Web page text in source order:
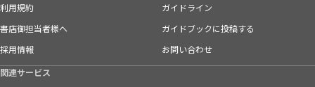
利用規約
ガイドライン
書店御担当者様へ
ガイドブックに投稿する
採用情報
お問い合わせ
関連サービス